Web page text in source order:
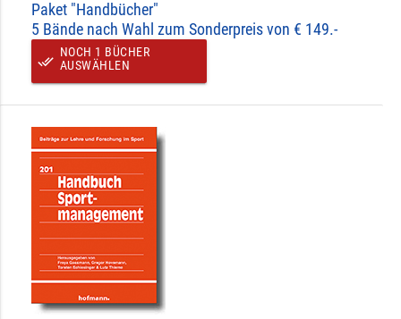
Paket "Handbücher"
5 Bände nach Wahl zum Sonderpreis von € 149.-
done_all
NOCH 1 BÜCHER
AUSWÄHLEN